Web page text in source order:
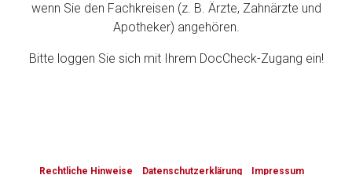
wenn Sie den Fachkreisen (z. B. Ärzte, Zahnärzte und
Apotheker) angehören.
Bitte loggen Sie sich mit Ihrem DocCheck-Zugang ein!
Rechtliche Hinweise Datenschutzerklärung Impressum